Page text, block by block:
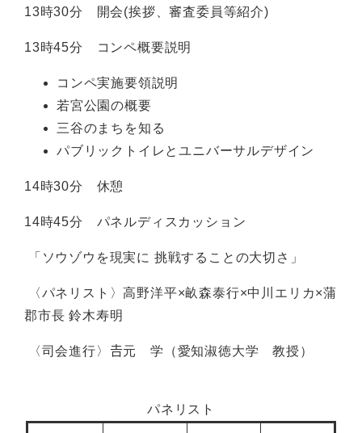
13時30分 開会(挨拶、審査委員等紹介)
13時45分 コンペ概要説明
コンペ実施要領説明
若宮公園の概要
三谷のまちを知る
パブリックトイレとユニバーサルデザイン
14時30分 休憩
14時45分 パネルディスカッション
「ソウゾウを現実に 挑戦することの大切さ」
〈パネリスト〉高野洋平×畝森泰行×中川エリカ×蒲
郡市長 鈴木寿明
〈司会進行〉𠮷元 学（愛知淑徳大学 教授）
パネリスト